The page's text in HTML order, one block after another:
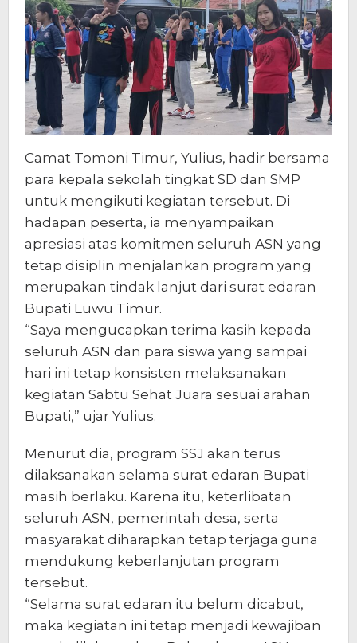
Camat Tomoni Timur, Yulius, hadir bersama
para kepala sekolah tingkat SD dan SMP
untuk mengikuti kegiatan tersebut. Di
hadapan peserta, ia menyampaikan
apresiasi atas komitmen seluruh ASN yang
tetap disiplin menjalankan program yang
merupakan tindak lanjut dari surat edaran
Bupati Luwu Timur.
“Saya mengucapkan terima kasih kepada
seluruh ASN dan para siswa yang sampai
hari ini tetap konsisten melaksanakan
kegiatan Sabtu Sehat Juara sesuai arahan
Bupati,” ujar Yulius.
Menurut dia, program SSJ akan terus
dilaksanakan selama surat edaran Bupati
masih berlaku. Karena itu, keterlibatan
seluruh ASN, pemerintah desa, serta
masyarakat diharapkan tetap terjaga guna
mendukung keberlanjutan program
tersebut.
“Selama surat edaran itu belum dicabut,
maka kegiatan ini tetap menjadi kewajiban